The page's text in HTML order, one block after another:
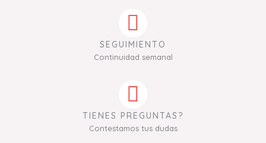
SEGUIMIENTO
Continuidad semanal
TIENES PREGUNTAS?
Contestamos tus dudas